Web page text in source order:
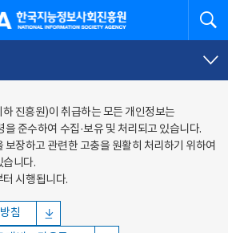
능정보사회진흥원
진흥원)이 취급하는 모든 개인정보는
준수하여 수집·보유 및 처리되고 있습니다.
장하고 관련한 고충을 원활히 처리하기 위하여
습니다.
시행됩니다.
침